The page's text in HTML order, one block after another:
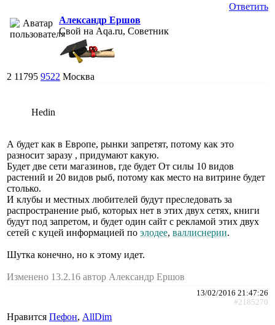
Ответить
Александр Ершов
Свой на Aqa.ru, Советник
2 11795 9522 Москва
Hedin
А будет как в Европе, рынки запретят, потому как это
разносит заразу , придумают какую.
Будет две сети магазинов, где будет От силы 10 видов
растений и 20 видов рыб, потому как место на витрине будет
столько.
И клубы и местных любителей будут преследовать за
распространение рыб, которых нет в этих двух сетях, книги
будут под запретом, и будет один сайт с рекламой этих двух
сетей с куцей информацией по элодее, валлиснерии.
Шутка конечно, но к этому идет.
Изменено 13.2.16 автор Александр Ершов
13/02/2016 21:47:26
#2185270
Нравится Пефон, AllDim